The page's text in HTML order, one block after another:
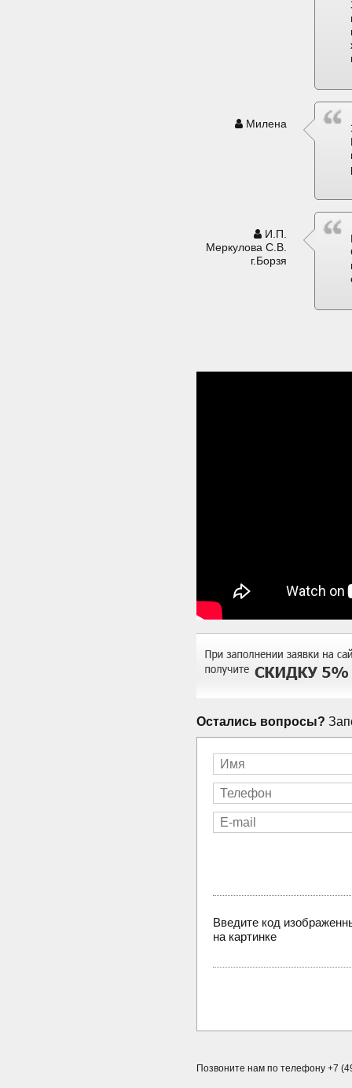
Милена
И.П.
Меркулова С.В.
г.Борзя
Остались вопросы?
Введите код
на картинке
Позвоните нам по телефону +7